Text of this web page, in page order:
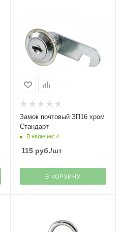
Замок почтовый ЗП16 хром
Стандарт
В наличии: 4
115руб./шт
В КОРЗИНУ